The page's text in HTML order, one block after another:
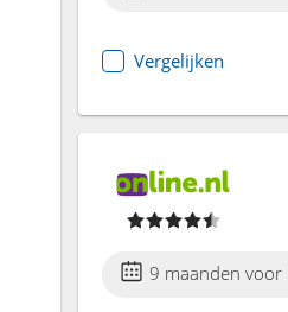
Vergelijken
9 maanden voor